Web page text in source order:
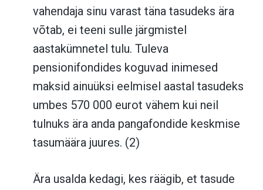
vahendaja sinu varast täna tasudeks ära
võtab, ei teeni sulle järgmistel
aastakümnetel tulu. Tuleva
pensionifondides koguvad inimesed
maksid ainuüksi eelmisel aastal tasudeks
umbes 570 000 eurot vähem kui neil
tulnuks ära anda pangafondide keskmise
tasumäära juures. (2)
Ära usalda kedagi, kes räägib, et tasude